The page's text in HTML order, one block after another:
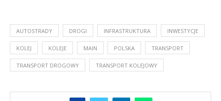
AUTOSTRADY DROGI INFRASTRUKTURA INWESTYCJE
KOLEJ KOLEJE MAIN POLSKA TRANSPORT
TRANSPORT DROGOWY TRANSPORT KOLEJOWY